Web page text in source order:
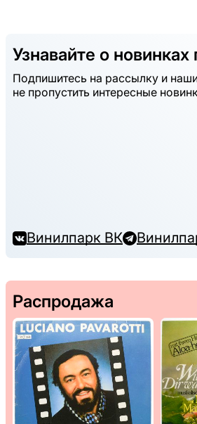
Узнавайте о
Подпишитесь на рассылку и
не пропустить интересные
Винилпарк ВК
Распродажа